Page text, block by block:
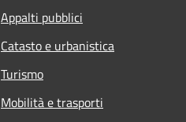
Appalti pubblici
Catasto e urbanistica
Turismo
Mobilità e trasporti